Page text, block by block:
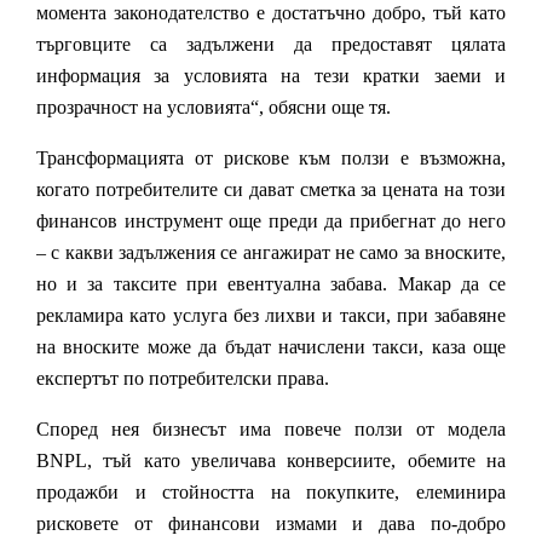
момента законодателство е достатъчно добро, тъй като
търговците са задължени да предоставят цялата
информация за условията на тези кратки заеми и
прозрачност на условията“, обясни още тя.
Трансформацията от рискове към ползи е възможна,
когато потребителите си дават сметка за цената на този
финансов инструмент още преди да прибегнат до него
– с какви задължения се ангажират не само за вноските,
но и за таксите при евентуална забава. Макар да се
рекламира като услуга без лихви и такси, при забавяне
на вноските може да бъдат начислени такси, каза още
експертът по потребителски права.
Според нея бизнесът има повече ползи от модела
BNPL, тъй като увеличава конверсиите, обемите на
продажби и стойността на покупките, елеминира
рисковете от финансови измами и дава по-добро